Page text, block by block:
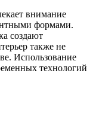
внимание
формами.
создают
также не
Использование
технологий